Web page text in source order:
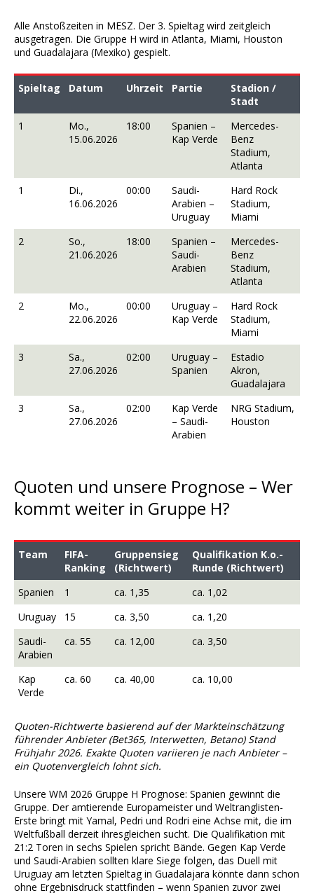
Alle Anstoßzeiten in MESZ. Der 3. Spieltag wird zeitgleich
ausgetragen. Die Gruppe H wird in Atlanta, Miami, Houston
und Guadalajara (Mexiko) gespielt.
Spieltag Datum Uhrzeit Partie
Stadion /
Stadt
1
Mo.,
15.06.2026
18:00
Spanien –
Kap Verde
Mercedes-
Benz
Stadium,
Atlanta
1
Di.,
16.06.2026
00:00
Saudi-
Arabien –
Uruguay
Hard Rock
Stadium,
Miami
2
So.,
21.06.2026
18:00
Spanien –
Saudi-
Arabien
Mercedes-
Benz
Stadium,
Atlanta
2
Mo.,
22.06.2026
00:00
Uruguay –
Kap Verde
Hard Rock
Stadium,
Miami
3
Sa.,
27.06.2026
02:00
Uruguay –
Spanien
Estadio
Akron,
Guadalajara
3
Sa.,
27.06.2026
02:00
Kap Verde
– Saudi-
Arabien
NRG Stadium,
Houston
Quoten und unsere Prognose – Wer
kommt weiter in Gruppe H?
Team
FIFA-
Ranking
Gruppensieg
(Richtwert)
Qualifikation K.o.-
Runde (Richtwert)
Spanien
1 ca. 1,35
ca. 1,02
Uruguay
15 ca. 3,50
ca. 1,20
Saudi-
Arabien
ca. 55 ca. 12,00 ca. 3,50
Kap
Verde
ca. 60 ca. 40,00 ca. 10,00
Quoten-Richtwerte basierend auf der Markteinschätzung
führender Anbieter (Bet365, Interwetten, Betano) Stand
Frühjahr 2026. Exakte Quoten variieren je nach Anbieter –
ein Quotenvergleich lohnt sich.
Unsere WM 2026 Gruppe H Prognose: Spanien gewinnt die
Gruppe. Der amtierende Europameister und Weltranglisten-
Erste bringt mit Yamal, Pedri und Rodri eine Achse mit, die im
Weltfußball derzeit ihresgleichen sucht. Die Qualifikation mit
21:2 Toren in sechs Spielen spricht Bände. Gegen Kap Verde
und Saudi-Arabien sollten klare Siege folgen, das Duell mit
Uruguay am letzten Spieltag in Guadalajara könnte dann schon
ohne Ergebnisdruck stattfinden – wenn Spanien zuvor zwei